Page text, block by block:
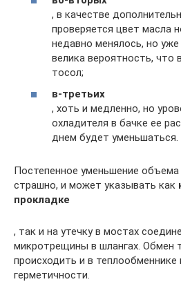
, в качестве
проверяется цвет масла
недавно менялось, но
велика вероятность, что
тосол;
в-третьих
, хоть и медленно, но
охладителя в бачке ее
днем будет уменьшаться.
Постепенное уменьшение
страшно, и может указывать как
прокладке
, так и на утечку в мостах
микротрещины в шлангах. Обмен
происходить и в теплообменнике
герметичности.